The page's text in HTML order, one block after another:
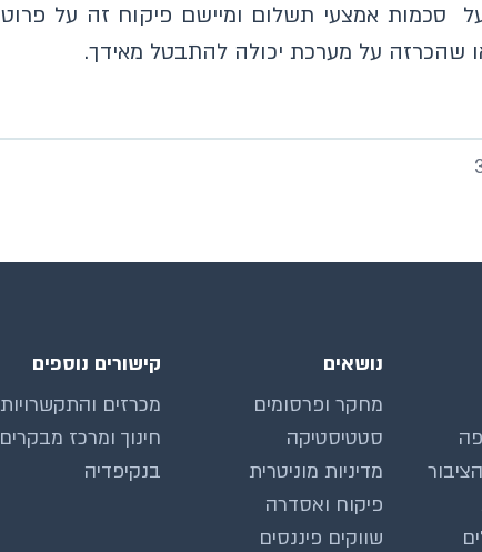
שהכרזה על מערכת יכולה להתבטל מאידך.
נושאים
מחקר ופרסומים
סטטיסטיקה
מדיניות מוניטרית
פיקוח ואסדרה
שווקים פיננסים
קישורים נוספים
מכרזים והתקשרויות
חינוך ומרכז מבקרים
בנקיפדיה